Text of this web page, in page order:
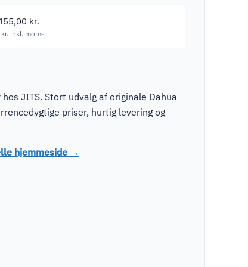
kr.
kr. inkl. moms
JITS. Stort udvalg af originale Dahua
priser, hurtig levering og
hjemmeside →